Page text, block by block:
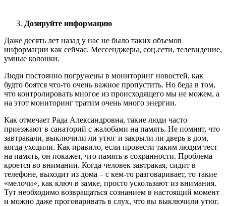
Дозируйте информацию
Даже десять лет назад у нас не было таких объемов
информации как сейчас. Мессенджеры, соц.сети, телевидение,
умные колонки.
Люди постоянно погружены в мониторинг новостей, как
будто боятся что-то очень важное пропустить. Но беда в том,
что контролировать многое из происходящего мы не можем, а
на этот мониторинг тратим очень много энергии.
Как отмечает Рада Александровна, такие люди часто
приезжают в санаторий с жалобами на память. Не помнят, что
завтракали, выключили ли утюг и закрыли ли дверь в дом,
когда уходили. Как правило, если провести таким людям тест
на память, он покажет, что память в сохранности. Проблема
кроется во внимании. Когда человек завтракая, сидит в
телефоне, выходит из дома – с кем-то разговаривает, то такие
«мелочи», как ключ в замке, просто ускользают из внимания.
Тут необходимо возвращаться сознанием в настоящий момент
и можно даже проговаривать в слух, что вы выключили утюг.